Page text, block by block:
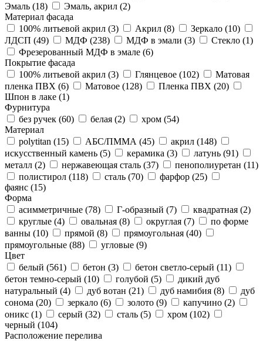
Эмаль (18) Эмаль, акрил (2)
Материал фасада
100% литьевой акрил (3) Акрил (8) Зеркало (10)
ЛДСП (49) МДФ (238) МДФ в эмали (3) Стекло (1)
Фрезерованный МДФ в эмале (6)
Покрытие фасада
100% литьевой акрил (3) Глянцевое (102)
Матовая
пленка ПВХ (6) Матовое (128) Пленка ПВХ (20)
Шпон в лаке (1)
Фурнитура
без ручек (60) белая (2) хром (54)
Материал
polytitan (15) АБС/ПММА (45) акрил (148)
искусственный камень (5) керамика (3) латунь (91)
металл (2) нержавеющая сталь (37) пенополиуретан (11)
полистирол (118) сталь (70) фарфор (25)
фаянс (15)
Форма
асимметричные (78) Г-образный (7) квадратная (2)
круглые (4) овальная (8) округлая (7)
по форме
ванны (10) прямой (8) прямоугольная (40)
прямоугольные (88) угловые (9)
Цвет
белый (561) бетон (3) бетон светло-серый (11)
бетон темно-серый (10) голубой (5)
дикий дуб
натуральный (4) дуб вотан (21) дуб намибия (8)
дуб
сонома (20) зеркало (6) золото (9) капучино (2)
оникс (1) серый (32) сталь (5) хром (102)
черный (104)
Расположение перелива